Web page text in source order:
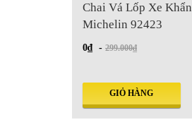
Chai Vá Lốp Xe Khẩn Cấp
Michelin 92423
-299.000₫
GIỎ HÀNG